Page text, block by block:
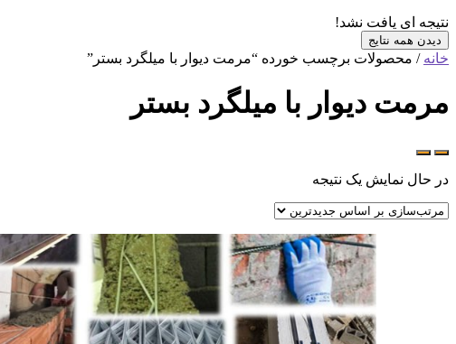
نتیجه ای یافت نشد!
دیدن همه نتایج
خانه / محصولات برچسب خورده “مرمت دیوار با میلگرد بستر”
مرمت دیوار با میلگرد بستر
در حال نمایش یک نتیجه